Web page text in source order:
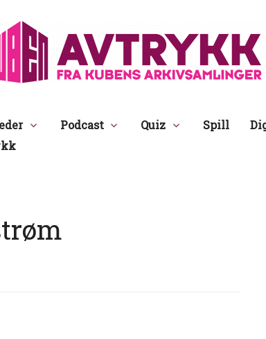
Avtrykk
Podcast Quiz Spill